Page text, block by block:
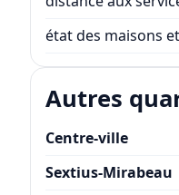
état des maisons
Autres
Centre-ville
Sextius-Mirabeau